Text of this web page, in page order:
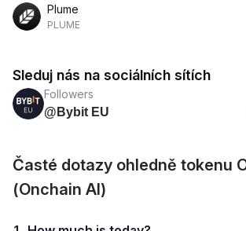
Plume
PLUME
Sleduj nás na sociálních sítích
Followers
@Bybit EU
Časté dotazy ohledně tokenu
(Onchain AI)